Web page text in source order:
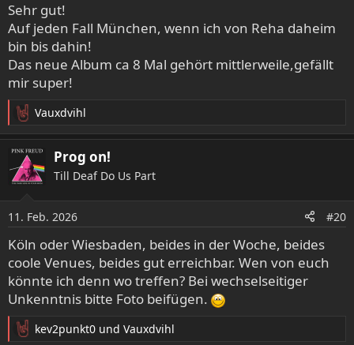
Live wie oben gesagt auch total fantastisch.
Sehr gut!
Auf jeden Fall München, wenn ich von Reha daheim
bin bis dahin!
Das neue Album ca 8 Mal gehört mittlerweile,gefällt
mir super!
R
e
a
k
t
n
e
n
:
Vauxdvihl
Prog on!
Till Deaf Do Us Part
11. Feb. 2026 #20
Köln oder Wiesbaden, beides in der Woche, beides
coole Venues, beides gut erreichbar. Wen von euch
könnte ich denn wo treffen? Bei wechselseitiger
Unkenntnis bitte Foto beifügen.
R
kev2punkt0 und Vauxdvihl